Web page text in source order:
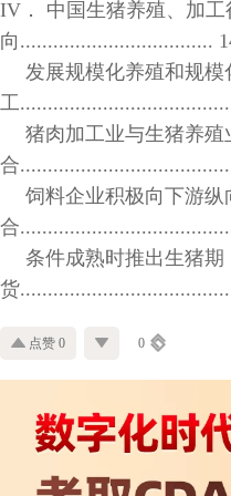
IV． 中国生猪养殖、加
向...................................
发展规模化养殖和规模
工
猪肉加工业与生猪养殖
合
饲料企业积极向下游纵
合
条件成熟时推出生猪期
货
点赞 0 0